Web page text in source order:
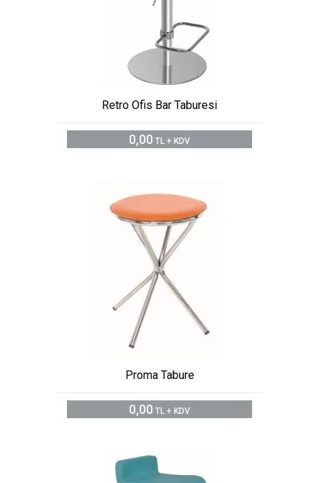
Retro Ofis Bar Taburesi
0,00 TL + KDV
Proma Tabure
0,00 TL + KDV